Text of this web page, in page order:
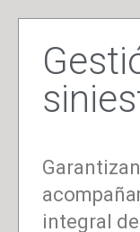
integral